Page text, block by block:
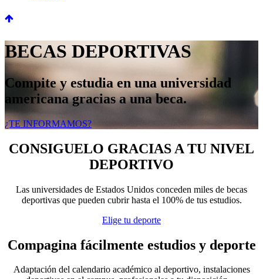
BECAS DEPORTIVAS
Compite y estudia en una universidad
americana gracias a una beca.
¿TE INFORMAMOS?
CONSIGUELO GRACIAS A TU NIVEL
DEPORTIVO
Las universidades de Estados Unidos conceden miles de becas
deportivas que pueden cubrir hasta el 100% de tus estudios.
Elige tu deporte
Compagina fácilmente estudios y deporte
Adaptación del calendario académico al deportivo, instalaciones